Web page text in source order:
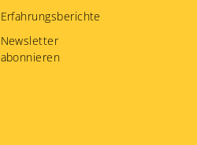
Erfahrungsberichte
Newsletter
abonnieren